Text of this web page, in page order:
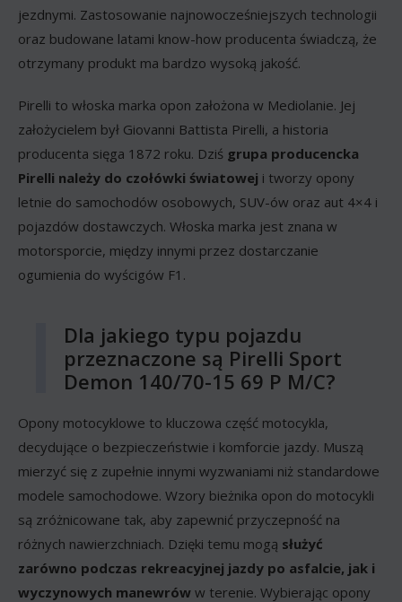
jezdnymi. Zastosowanie najnowocześniejszych technologii
oraz budowane latami know-how producenta świadczą, że
otrzymany produkt ma bardzo wysoką jakość.
Pirelli to włoska marka opon założona w Mediolanie. Jej
założycielem był Giovanni Battista Pirelli, a historia
producenta sięga 1872 roku. Dziś grupa producencka
Pirelli należy do czołówki światowej i tworzy opony
letnie do samochodów osobowych, SUV-ów oraz aut 4×4 i
pojazdów dostawczych. Włoska marka jest znana w
motorsporcie, między innymi przez dostarczanie
ogumienia do wyścigów F1.
Dla jakiego typu pojazdu
przeznaczone są Pirelli Sport
Demon 140/70-15 69 P M/C?
Opony motocyklowe to kluczowa część motocykla,
decydujące o bezpieczeństwie i komforcie jazdy. Muszą
mierzyć się z zupełnie innymi wyzwaniami niż standardowe
modele samochodowe. Wzory bieżnika opon do motocykli
są zróżnicowane tak, aby zapewnić przyczepność na
różnych nawierzchniach. Dzięki temu mogą służyć
zarówno podczas rekreacyjnej jazdy po asfalcie, jak i
wyczynowych manewrów w terenie. Wybierając opony